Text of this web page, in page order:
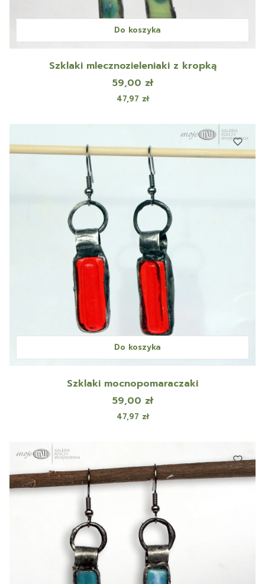
Do koszyka
Szklaki mlecznozieleniaki z kropką
Cena
59,00 zł
Cena
47,97 zł
Do koszyka
Szklaki mocnopomaraczaki
Cena
59,00 zł
Cena
47,97 zł